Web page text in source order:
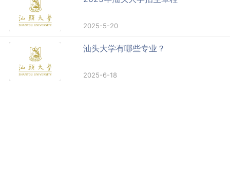
2025-5-20
汕头大学有哪些专业？
2025-6-18